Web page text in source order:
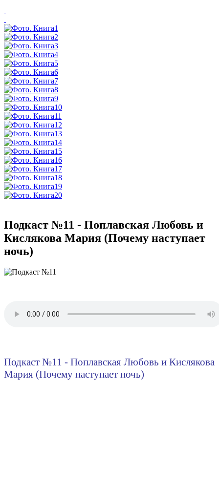
Подкаст №11 - Поплавская Любовь и
Кислякова Мария (Почему наступает
ночь)
Подкаст №11 - Поплавская Любовь и Кислякова
Мария (Почему наступает ночь)